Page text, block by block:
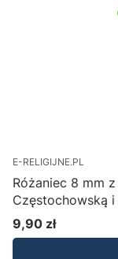
E-RELIGIJNE.PL
Różaniec 8 mm
Częstochowską i
Cena
9,90 zł